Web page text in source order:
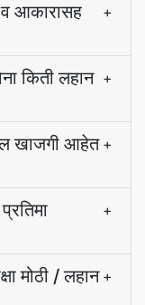
व आकारासह
+
किती लहान +
खाजगी आहेत +
+
मोठी / लहान +